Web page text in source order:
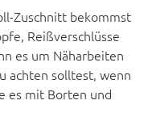
Zuschnitt bekommst
Reißverschlüsse
es um Näharbeiten
achten solltest, wenn
es mit Borten und